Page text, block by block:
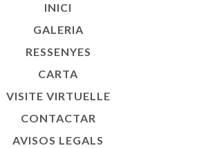
INICI
GALERIA
RESSENYES
CARTA
VISITE VIRTUELLE
CONTACTAR
AVISOS LEGALS